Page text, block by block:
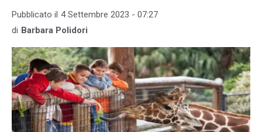
Pubblicato il 4 Settembre 2023 - 07:27
di Barbara Polidori